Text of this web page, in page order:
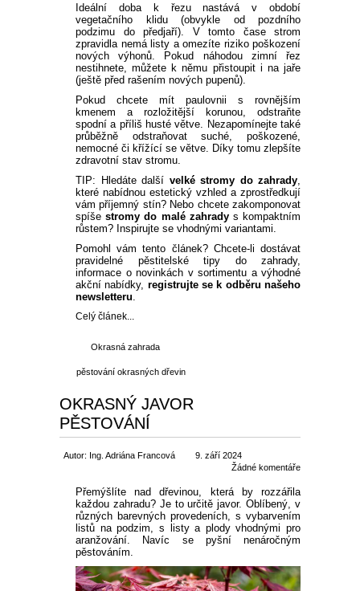
Ideální doba k řezu nastává v období
vegetačního klidu (obvykle od pozdního
podzimu do předjaří). V tomto čase strom
zpravidla nemá listy a omezíte riziko poškození
nových výhonů. Pokud náhodou zimní řez
nestihnete, můžete k němu přistoupit i na jaře
(ještě před rašením nových pupenů).
Pokud chcete mít paulovnii s rovnějším
kmenem a rozložitější korunou, odstraňte
spodní a příliš husté větve. Nezapomínejte také
průběžně odstraňovat suché, poškozené,
nemocné či křížící se větve. Díky tomu zlepšíte
zdravotní stav stromu.
TIP: Hledáte další velké stromy do zahrady
které nabídnou estetický vzhled a zprostředkují
vám příjemný stín? Nebo chcete zakomponovat
spíšestromy do malé zahradys kompaktním
růstem? Inspirujte se vhodnými variantami.
Pomohl vám tento článek? Chcete-li dostávat
pravidelné pěstitelské tipy do zahrady,
informace o novinkách v sortimentu a výhodné
akční nabídky, registrujte se k odběru našeho
newsletteru
Celý článek...
Okrasná zahrada
pěstování okrasných dřevin
OKRASNÝ JAVOR
PĚSTOVÁNÍ
Autor: Ing. Adriána Francová
9. září 2024
Žádné komentáře
Přemýšlíte nad dřevinou, která by rozzářila
každou zahradu? Je to určitě javor. Oblíbený, v
různých barevných provedeních, s vybarvením
listů na podzim, s listy a plody vhodnými pro
aranžování. Navíc se pyšní nenáročným
pěstováním.